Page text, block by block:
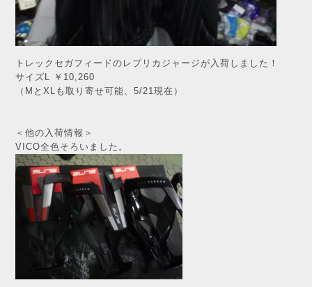
トレックセガフィードのレプリカジャージが入荷しました！
サイズL ￥10,260
（MとXLも取り寄せ可能、5/21現在）
＜他の入荷情報＞
VICO全色そろいました。